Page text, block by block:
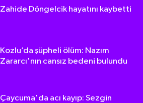
Zahide Döngelcik hayatını kaybetti
Kozlu’da şüpheli ölüm: Nazım
Zararcı'nın cansız bedeni bulundu
Çaycuma'da acı kayıp: Sezgin